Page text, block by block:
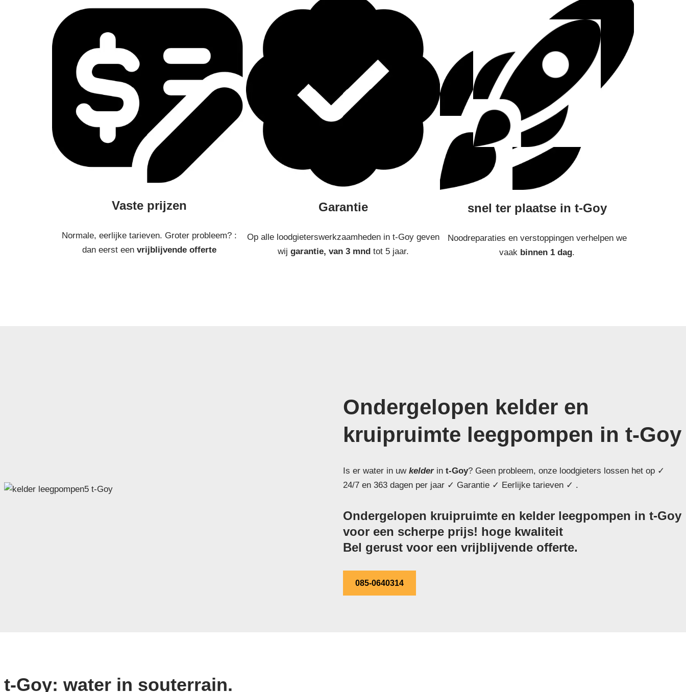
Vaste prijzen
Normale, eerlijke tarieven. Groter probleem? :
dan eerst een vrijblijvende offerte
Garantie
Op alle loodgieterswerkzaamheden in t-Goy geven
wij garantie, van 3 mndtot 5 jaar.
snel ter plaatse in t-Goy
Noodreparaties en verstoppingen verhelpen we
vaak binnen 1 dag.
Ondergelopen kelder en
kruipruimte leegpompen in t-Goy
Is er water in uw kelderin t-Goy? Geen probleem, onze loodgieters lossen het op ✓
24/7 en 363 dagen per jaar ✓ Garantie ✓ Eerlijke tarieven ✓ .
Ondergelopen kruipruimte en kelder leegpompen in t-Goy
voor een scherpe prijs! hoge kwaliteit
Bel gerust voor een vrijblijvende offerte.
085-0640314
t-Goy: water in souterrain.